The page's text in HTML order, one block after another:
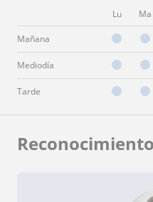
Lu Ma
Mañana
Mediodía
Tarde